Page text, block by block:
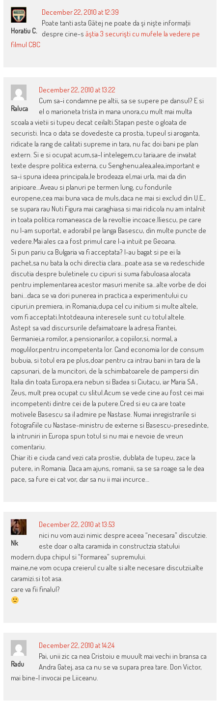
Horatiu C.
December 22, 2010 at 12:39
Poate tanti asta Gătej ne poate da şi nişte informaţii
despre cine-s ăştia 3 securişti cu mufele la vedere pe
filmul CBC
Raluca
December 22, 2010 at 13:22
Cum sa-i condamne pe altii, sa se supere pe dansul? E si
el o marioneta trista in mana unora,cu mult mai multa
scoala a vietii si tupeu decat ceilalti.Stapan peste o gloata de
securisti. Inca o data se dovedeste ca prostia, tupeul si aroganta,
ridicate la rang de calitati supreme in tara, nu fac doi bani pe plan
extern. Si e si ocupat acum,sa-l intelegem,cu taria,are de invatat
texte despre politica externa, cu Senghenu,alea,alea,important e
sa-i spuna ideea principala,le brodeaza el,mai urla, mai da din
aripioare…Aveau si planuri pe termen lung, cu fondurile
europene,cea mai buna vaca de muls,daca ne mai si exclud din U.E.,
se supara rau Nuti.Figura mai caraghiasa si mai ridicola nu am intalnit
in toata politica romaneasca de la revoltie incoace.Iliescu, pe care
nu l-am suportat, e adorabil pe langa Basescu, din multe puncte de
vedere.Mai ales ca a fost primul care l-a intuit pe Geoana.
Si pun pariu ca Bulgaria va fi acceptata? I-au bagat si pe ei la
pachet,sa nu bata la ochi directia clara…poate asa se va redeschide
discutia despre buletinele cu cipuri si suma fabuloasa alocata
pentru implementarea acestor masuri menite sa…alte vorbe de doi
bani…daca se va dori punerea in practica a experimentului cu
cipuri,in premiera, in Romania,dupa cel cu initium si multe altele,
vom fi acceptati.Intotdeauna interesele sunt cu totul altele.
Astept sa vad discursurile defaimatoare la adresa Frantei,
Germaniei,a romilor, a pensionarilor, a copiilor,si, normal, a
mogulilor,pentru incompetenta lor. Cand economia lor de consum
bubuia, si totul era pe plus,doar pentru ca intrau bani in tara de la
capsunari, de la muncitori, de la schimbatoarele de pampersi din
Italia din toata Europa,era nebun si Badea si Ciutacu, iar Maria SA ,
Zeus, mult prea ocupat cu slitul.Acum se vede cine au fost cei mai
incompetenti dintre cei de la putere.Cred si eu ca are toate
motivele Basescu sa il admire pe Nastase. Numai inregistrarile si
fotografiile cu Nastase-ministru de externe si Basescu-presedinte,
la intruniri in Europa spun totul si nu mai e nevoie de vreun
comentariu.
Chiar iti e ciuda cand vezi cata prostie, dublata de tupeu, zace la
putere, in Romania. Daca am ajuns, romanii, sa se sa roage sa le dea
pace, sa fure ei cat vor, dar sa nu ii mai incurce…
Nk
December 22, 2010 at 13:53
nici nu vom auzi nimic despre aceea “necesara” discutzie.
este doar o alta caramida in constructzia statului
modern.dupa chipul si “formarea” supremului.
maine,ne vom ocupa creierul cu alte si alte necesare discutzii,alte
caramizi.si tot asa.
care va fii finalul?
Radu
December 22, 2010 at 14:24
Pai, unii zic ca nea Cristoiu e muuult mai vechi in bransa ca
Andra Gatej, asa ca nu se va supara prea tare. Don Victor,
mai bine-l invocai pe Liiceanu.